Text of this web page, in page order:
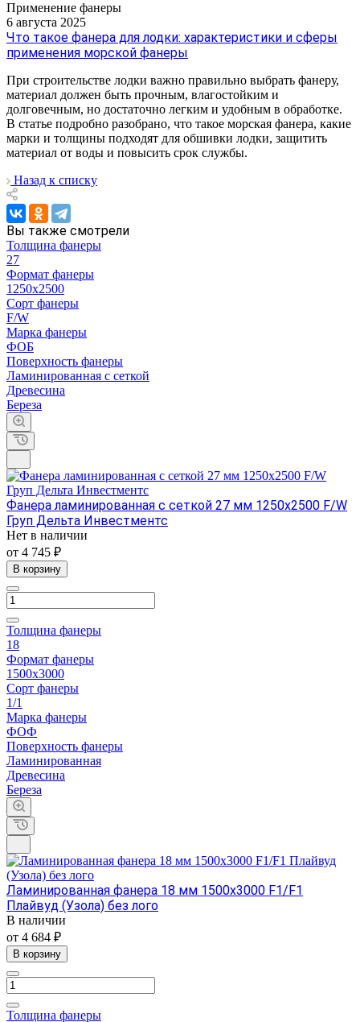
Применение фанеры
6 августа 2025
Что такое фанера для лодки: характеристики и сферы
применения морской фанеры
При строительстве лодки важно правильно выбрать фанеру,
материал должен быть прочным, влагостойким и
долговечным, но достаточно легким и удобным в обработке.
В статье подробно разобрано, что такое морская фанера, какие
марки и толщины подходят для обшивки лодки, защитить
материал от воды и повысить срок службы.
Назад к списку
Вы также смотрели
Толщина фанеры
27
Формат фанеры
1250х2500
Сорт фанеры
F/W
Марка фанеры
ФОБ
Поверхность фанеры
Ламинированная с сеткой
Древесина
Береза
Фанера ламинированная с сеткой 27 мм 1250х2500 F/W
Груп Дельта Инвестментс
Нет в наличии
от 4 745 ₽
В корзину
Толщина фанеры
18
Формат фанеры
1500х3000
Сорт фанеры
1/1
Марка фанеры
ФОФ
Поверхность фанеры
Ламинированная
Древесина
Береза
Ламинированная фанера 18 мм 1500х3000 F1/F1
Плайвуд (Узола) без лого
В наличии
от 4 684 ₽
В корзину
Толщина фанеры